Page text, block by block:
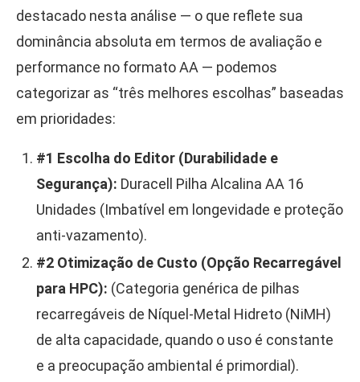
destacado nesta análise — o que reflete sua
dominância absoluta em termos de avaliação e
performance no formato AA — podemos
categorizar as “três melhores escolhas” baseadas
em prioridades:
#1 Escolha do Editor (Durabilidade e
Segurança): Duracell Pilha Alcalina AA 16
Unidades (Imbatível em longevidade e proteção
anti-vazamento).
#2 Otimização de Custo (Opção Recarregável
para HPC): (Categoria genérica de pilhas
recarregáveis de Níquel-Metal Hidreto (NiMH)
de alta capacidade, quando o uso é constante
e a preocupação ambiental é primordial).